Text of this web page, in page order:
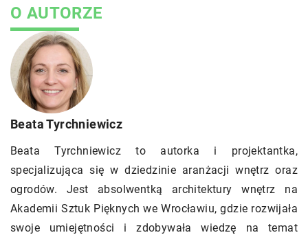
O AUTORZE
Beata Tyrchniewicz
Beata Tyrchniewicz to autorka i projektantka,
specjalizująca się w dziedzinie aranżacji wnętrz oraz
ogrodów. Jest absolwentką architektury wnętrz na
Akademii Sztuk Pięknych we Wrocławiu, gdzie rozwijała
swoje umiejętności i zdobywała wiedzę na temat